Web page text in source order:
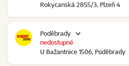
Rokycanská 2855/3, Plzeň 4
Poděbrady
U Bažantnice 1506, Poděbrady
nedostupné